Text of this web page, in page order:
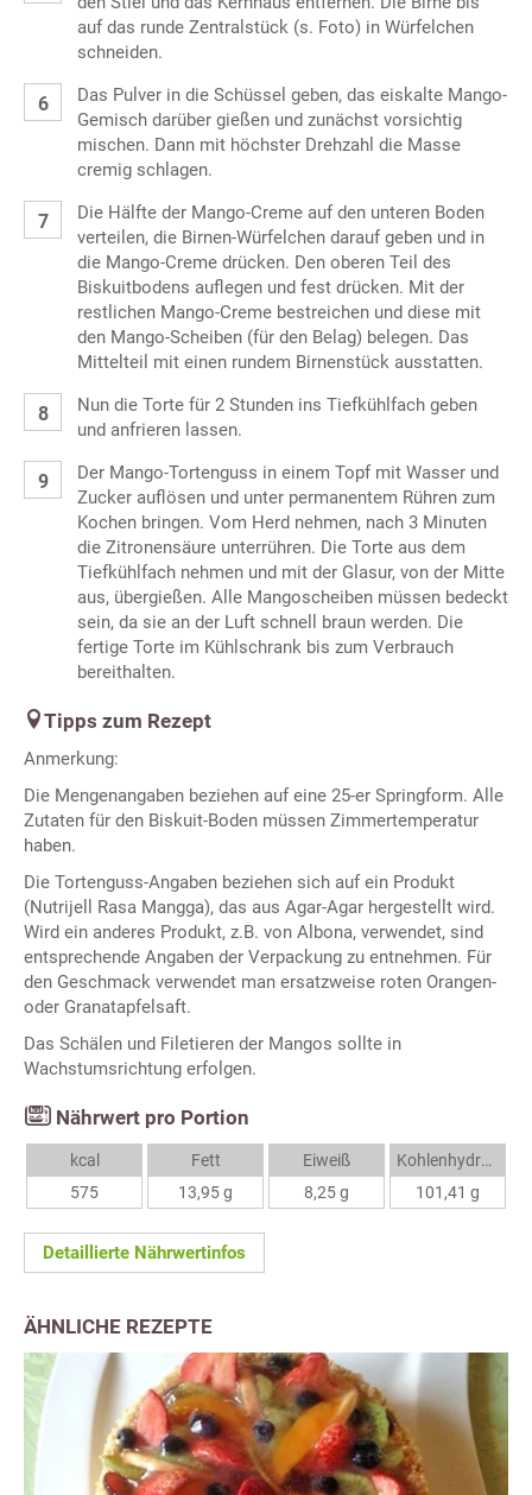
auf das runde Zentralstück (s. Foto) in Würfelchen
schneiden.
Das Pulver in die Schüssel geben, das eiskalte Mango-
Gemisch darüber gießen und zunächst vorsichtig
mischen. Dann mit höchster Drehzahl die Masse
cremig schlagen.
Die Hälfte der Mango-Creme auf den unteren Boden
verteilen, die Birnen-Würfelchen darauf geben und in
die Mango-Creme drücken. Den oberen Teil des
Biskuitbodens auflegen und fest drücken. Mit der
restlichen Mango-Creme bestreichen und diese mit
den Mango-Scheiben (für den Belag) belegen. Das
Mittelteil mit einen rundem Birnenstück ausstatten.
Nun die Torte für 2 Stunden ins Tiefkühlfach geben
und anfrieren lassen.
Der Mango-Tortenguss in einem Topf mit Wasser und
Zucker auflösen und unter permanentem Rühren zum
Kochen bringen. Vom Herd nehmen, nach 3 Minuten
die Zitronensäure unterrühren. Die Torte aus dem
Tiefkühlfach nehmen und mit der Glasur, von der Mitte
aus, übergießen. Alle Mangoscheiben müssen bedeckt
sein, da sie an der Luft schnell braun werden. Die
fertige Torte im Kühlschrank bis zum Verbrauch
bereithalten.
Tipps zum Rezept
Anmerkung:
Die Mengenangaben beziehen auf eine 25-er Springform. Alle
Zutaten für den Biskuit-Boden müssen Zimmertemperatur
haben.
Die Tortenguss-Angaben beziehen sich auf ein Produkt
(Nutrijell Rasa Mangga), das aus Agar-Agar hergestellt wird.
Wird ein anderes Produkt, z.B. von Albona, verwendet, sind
entsprechende Angaben der Verpackung zu entnehmen. Für
den Geschmack verwendet man ersatzweise roten Orangen-
oder Granatapfelsaft.
Das Schälen und Filetieren der Mangos sollte in
Wachstumsrichtung erfolgen.
Nährwert pro Portion
kcal
575
Fett
13,95 g
Eiweiß
8,25 g
Kohlenhydrate
101,41 g
Detaillierte Nährwertinfos
ÄHNLICHE REZEPTE